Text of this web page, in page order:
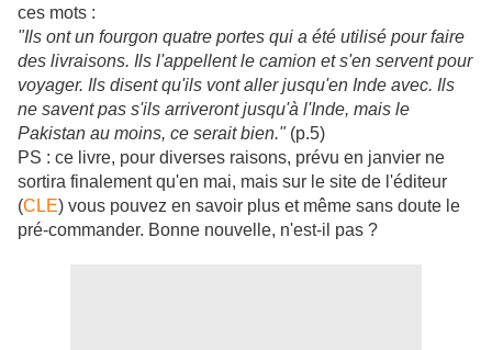
ces mots :
"Ils ont un fourgon quatre portes qui a été utilisé pour faire
des livraisons. Ils l'appellent le camion et s'en servent pour
voyager. Ils disent qu'ils vont aller jusqu'en Inde avec. Ils
ne savent pas s'ils arriveront jusqu'à l'Inde, mais le
Pakistan au moins, ce serait bien."(p.5)
PS : ce livre, pour diverses raisons, prévu en janvier ne
sortira finalement qu'en mai, mais sur le site de l'éditeur
(CLE) vous pouvez en savoir plus et même sans doute le
pré-commander. Bonne nouvelle, n'est-il pas ?